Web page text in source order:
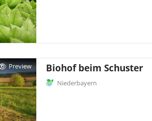
Preview Biohof beim Schuster
Niederbayern